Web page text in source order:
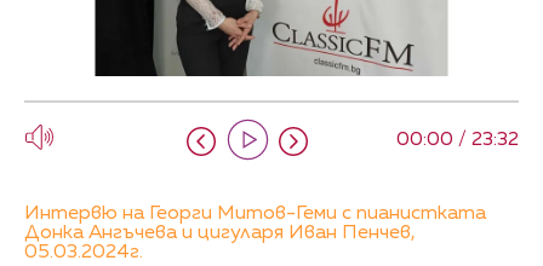
00:00 / 23:32
Интервю на Георги Митов-Геми с пианистката
Донка Ангъчева и цигуларя Иван Пенчев,
05.03.2024г.